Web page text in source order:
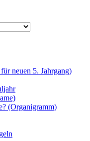
neuen 5. Jahrgang)
(Organigramm)